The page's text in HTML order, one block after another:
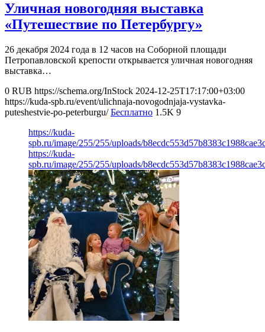
Уличная новогодняя выставка
«Путешествие по Петербургу»
26 декабря 2024 года в 12 часов на Соборной площади
Петропавловской крепости открывается уличная новогодняя
выставка…
0 RUB https://schema.org/InStock 2024-12-25T17:17:00+03:00
https://kuda-spb.ru/event/ulichnaja-novogodnjaja-vystavka-
puteshestvie-po-peterburgu/ Бесплатно 1.5K 9
https://kuda-
spb.ru/image/255/255/uploads/
https://kuda-
spb.ru/image/255/255/uploads/